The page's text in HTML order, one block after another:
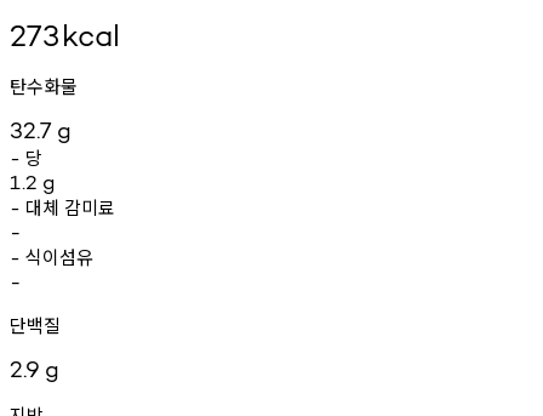
273kcal
탄수화물
32.7 g
- 당
1.2 g
- 대체 감미료
-
- 식이섬유
-
단백질
2.9 g